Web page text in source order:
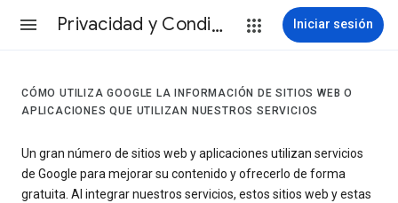
Privacidad y Condiciones Iniciar sesión
CÓMO UTILIZA GOOGLE LA INFORMACIÓN DE SITIOS WEB O
APLICACIONES QUE UTILIZAN NUESTROS SERVICIOS
Un gran número de sitios web y aplicaciones utilizan servicios
de Google para mejorar su contenido y ofrecerlo de forma
gratuita. Al integrar nuestros servicios, estos sitios web y estas